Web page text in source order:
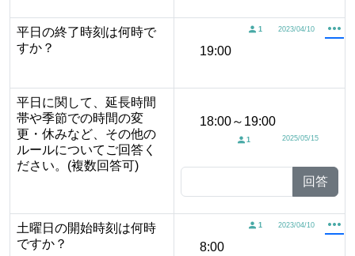
平日の終了時刻は何時で
すか？
1 2023/04/10
19:00
平日に関して、延長時間
帯や季節での時間の変
更・休みなど、その他の
ルールについてご回答く
ださい。(複数回答可)
18:00～19:00
1 2025/05/15
回答
土曜日の開始時刻は何時
ですか？
1 2023/04/10
8:00